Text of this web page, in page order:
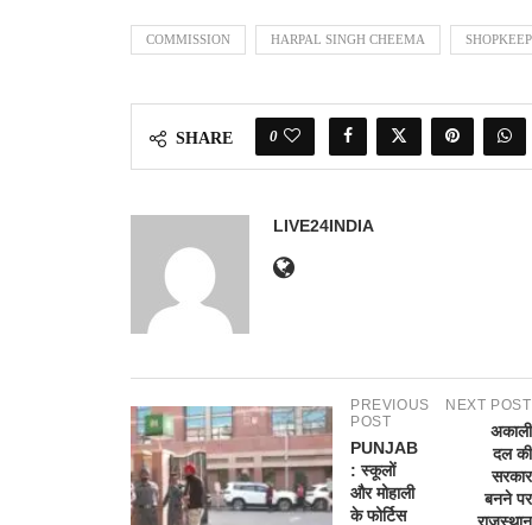
COMMISSION HARPAL SINGH CHEEMA
SHARE 0
LIVE24INDIA
PREVIOUS
POST
PUNJAB
: स्कूलों
और मोहाली
के फोर्टिस
NEXT POST
अकाली
दल की
सरकार
बनने पर
राजस्थान